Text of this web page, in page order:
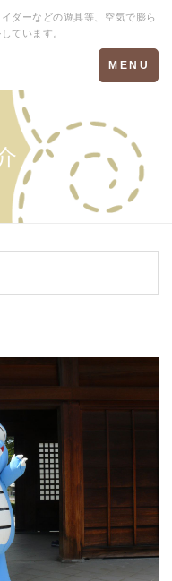
ダーなどの遊具等、空気で膨ら
ています。
Toggle
navigation
MENU